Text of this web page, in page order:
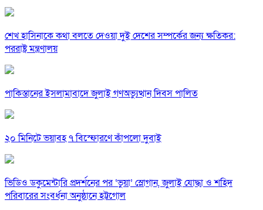
শেখ হাসিনাকে কথা বলতে দেওয়া দুই দেশের সম্পর্কের জন্য ক্ষতিকর:
পররাষ্ট্র মন্ত্রণালয়
পাকিস্তানের ইসলামাবাদে জুলাই গণঅভ্যুত্থান দিবস পালিত
২০ মিনিটে ভয়াবহ ৭ বিস্ফোরণে কাঁপলো দুবাই
ভিডিও ডকুমেন্টারি প্রদর্শনের পর ‘ভুয়া’ স্লোগান, জুলাই যোদ্ধা ও শহিদ
পরিবারের সংবর্ধনা অনুষ্ঠানে হট্টগোল